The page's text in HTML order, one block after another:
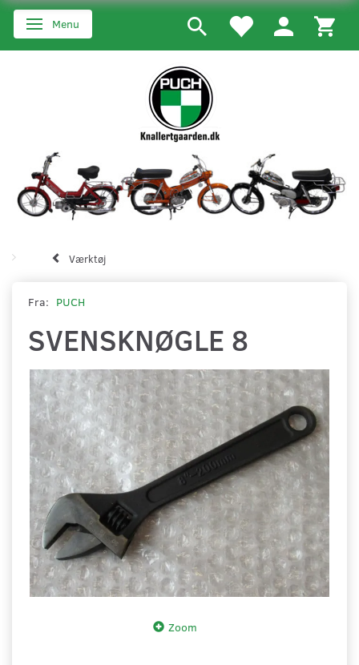
Skifte navigation
Menu
Værktøj
Fra: PUCH
SVENSKNØGLE 8
Zoom